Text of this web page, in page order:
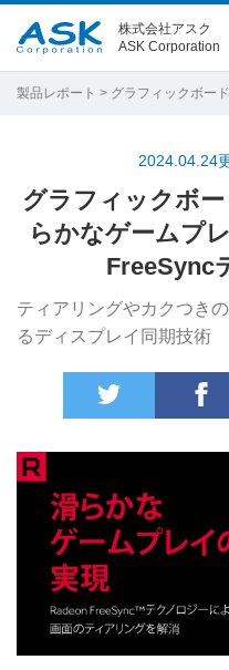
株式会社アスク
ASK Corporation
製品レポート > グラフィックボード
2024.04.24
グラフィックボ
らかなゲームプ
FreeSync
ティアリングやカクつき
るディスプレイ同期技術